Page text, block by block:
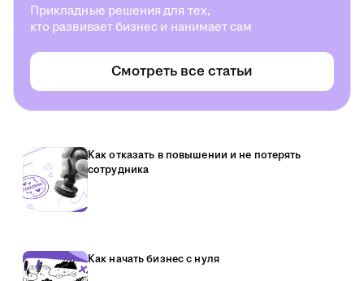
Прикладные решения для тех,
кто развивает бизнес и нанимает сам
Смотреть все статьи
Как отказать в повышении и не потерять
сотрудника
Как начать бизнес с нуля